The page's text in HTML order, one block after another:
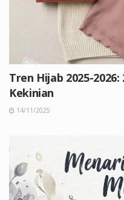
Tren Hijab 2025-
Kekinian
14/11/2025